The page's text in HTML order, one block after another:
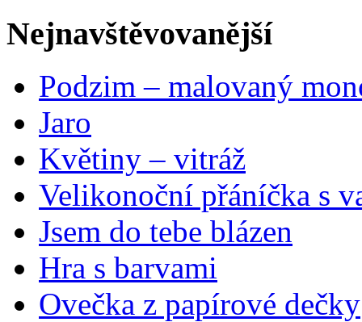
Nejnavštěvovanější
Podzim – malovaný
Jaro
Květiny – vitráž
Velikonoční přáníčka s
Jsem do tebe blázen
Hra s barvami
Ovečka z papírové dečky